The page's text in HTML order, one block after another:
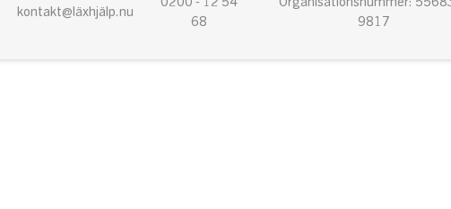
kontakt@läxhjälp.nu
68
9817